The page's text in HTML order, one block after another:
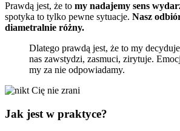
Prawdą jest, że to my nadajemy sens
spotyka to tylko pewne sytuacje. Nasz
diametralnie różny.
Dlatego prawdą jest, że to my
nas zawstydzi, zasmuci, zirytuje.
my za nie odpowiadamy.
Jak jest w praktyce?